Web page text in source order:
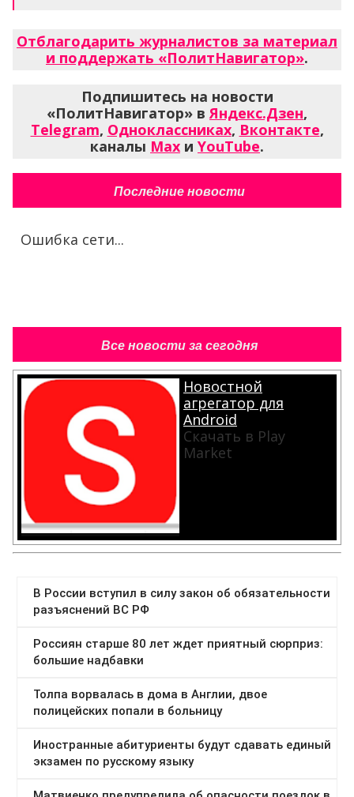
Отблагодарить журналистов за материал
и поддержать «ПолитНавигатор».
Подпишитесь на новости
«ПолитНавигатор» вЯндекс.Дзен,
Telegram, Одноклассниках, Вконтакте,
каналы Max и YouTube.
Последние новости
Ошибка сети...
Все новости за сегодня
Новостной
агрегатор для
Android
Скачать в Play
Market